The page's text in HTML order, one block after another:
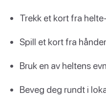
Trekk et kort fra
Spill et kort fra
Bruk en av heltens
Beveg deg rundt i